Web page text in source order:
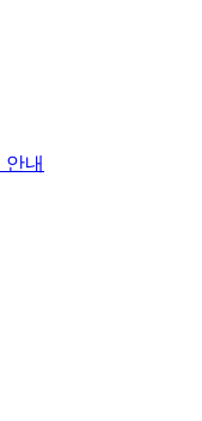
내